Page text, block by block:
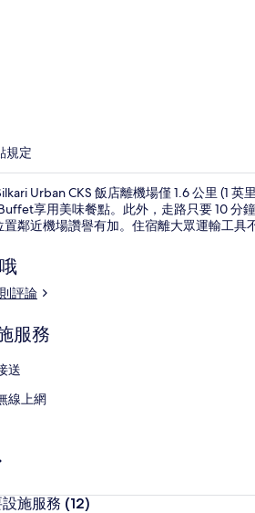
規定
Urban CKS 飯店離機場僅 1.6 公里 (1
享用美味餐點。此外，走路只要 10 分
鄰近機場讚譽有加。住宿離大眾運輸工具
10 分，
評論
服務
送
線上網
施服務 (12)